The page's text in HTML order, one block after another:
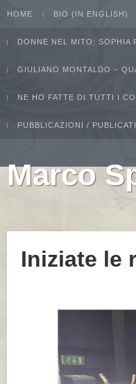
HOME BIO (IN ENGLISH)
DONNE NEL MITO: SOPHIA
GIULIANO MONTALDO –
NE HO FATTE DI TUTTI I
PUBBLICAZIONI /
Marco
Iniziate le